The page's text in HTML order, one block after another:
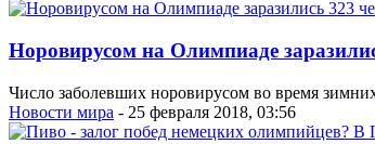
Норовирусом на Олимпиаде
Число заболевших норовирусом во время
Новости мира - 25 февраля 2018, 03:56